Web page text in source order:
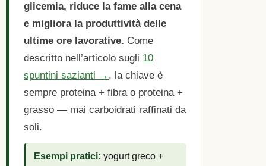
glicemia, riduce la fame alla cena
e migliora la produttività delle
ultime ore lavorative. Come
descritto nell’articolo sugli 10
spuntini sazianti → , la chiave è
sempre proteina + fibra o proteina +
grasso — mai carboidrati raffinati da
soli.
Esempi pratici: yogurt greco +